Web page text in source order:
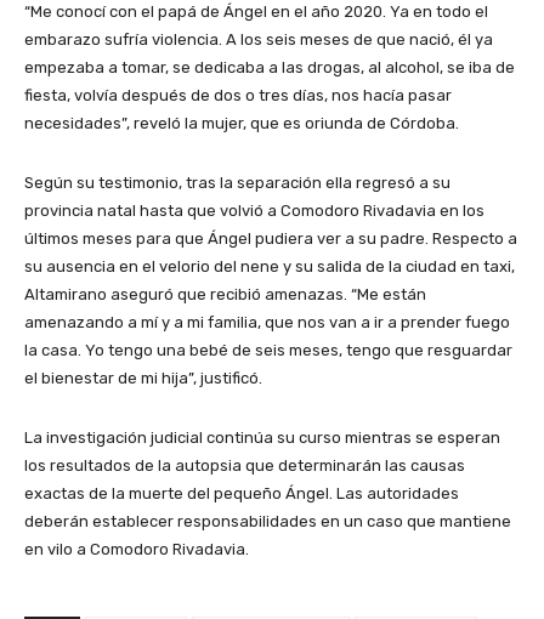
“Me conocí con el papá de Ángel en el año 2020. Ya en todo el
embarazo sufría violencia. A los seis meses de que nació, él ya
empezaba a tomar, se dedicaba a las drogas, al alcohol, se iba de
fiesta, volvía después de dos o tres días, nos hacía pasar
necesidades”, reveló la mujer, que es oriunda de Córdoba.
Según su testimonio, tras la separación ella regresó a su
provincia natal hasta que volvió a Comodoro Rivadavia en los
últimos meses para que Ángel pudiera ver a su padre. Respecto a
su ausencia en el velorio del nene y su salida de la ciudad en taxi,
Altamirano aseguró que recibió amenazas. “Me están
amenazando a mí y a mi familia, que nos van a ir a prender fuego
la casa. Yo tengo una bebé de seis meses, tengo que resguardar
el bienestar de mi hija”, justificó.
La investigación judicial continúa su curso mientras se esperan
los resultados de la autopsia que determinarán las causas
exactas de la muerte del pequeño Ángel. Las autoridades
deberán establecer responsabilidades en un caso que mantiene
en vilo a Comodoro Rivadavia.